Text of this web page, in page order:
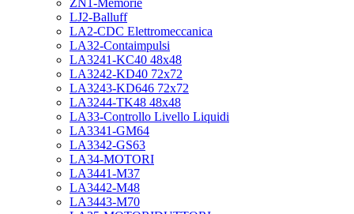
ZN1-Memorie
LJ2-Balluff
LA2-CDC Elettromeccanica
LA32-Contaimpulsi
LA3241-KC40 48x48
LA3242-KD40 72x72
LA3243-KD646 72x72
LA3244-TK48 48x48
LA33-Controllo Livello Liquidi
LA3341-GM64
LA3342-GS63
LA34-MOTORI
LA3441-M37
LA3442-M48
LA3443-M70